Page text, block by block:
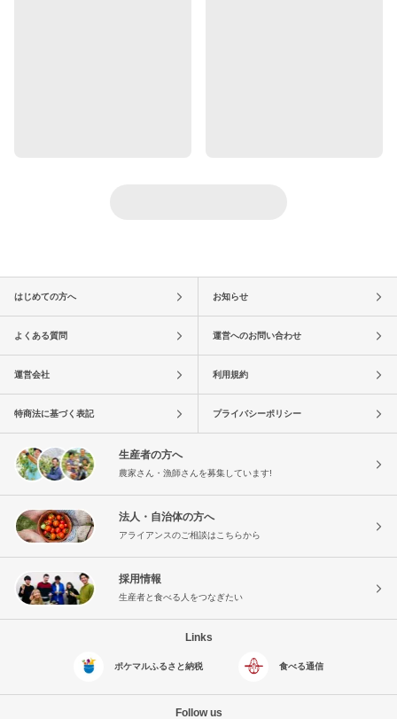
はじめての方へ お知らせ
よくある質問 運営へのお問い合わせ
運営会社 利用規約
特商法に基づく表記 プライバシーポリシー
生産者の方へ
農家さん・漁師さんを募集しています!
法人・自治体の方へ
アライアンスのご相談はこちらから
採用情報
生産者と食べる人をつなぎたい
Links
ポケマルふるさと納税 食べる通信
Follow us